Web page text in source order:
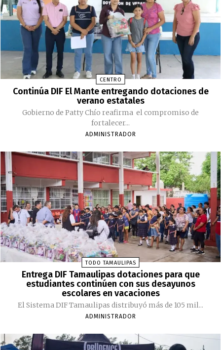
CENTRO
Continúa DIF El Mante entregando dotaciones de
verano estatales
Gobierno de Patty Chío reafirma el compromiso de
fortalecer...
ADMINISTRADOR
TODO TAMAULIPAS
Entrega DIF Tamaulipas dotaciones para que
estudiantes continúen con sus desayunos
escolares en vacaciones
El Sistema DIF Tamaulipas distribuyó más de 105 mil...
ADMINISTRADOR